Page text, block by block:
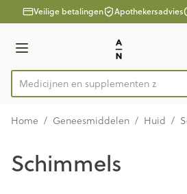
Ga naar de inhoud
1 van 1Veilige betalingen Apothekersadvies
Menu
Product, merk, categorie...
Medicijnen
Home / Geneesmiddelen / Huid /
Schimmels